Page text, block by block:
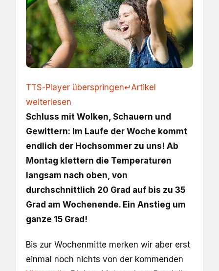
TTS-Player überspringen↵Artikel
weiterlesen
Schluss mit Wolken, Schauern und
Gewittern: Im Laufe der Woche kommt
endlich der Hochsommer zu uns! Ab
Montag klettern die Temperaturen
langsam nach oben, von
durchschnittlich 20 Grad auf bis zu 35
Grad am Wochenende. Ein Anstieg um
ganze 15 Grad!
Bis zur Wochenmitte merken wir aber erst
einmal noch nichts von der kommenden